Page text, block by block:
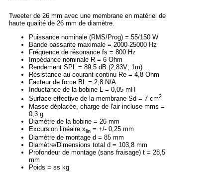
Tweeter de 26 mm avec une membrane en matériel de
haute qualité de 26 mm de diamètre.
Puissance nominale (RMS/Prog) = 55/150 W
Bande passante maximale = 2000-25000 Hz
Fréquence de résonance fs = 800 Hz
Impédance nominale R = 6 Ohm
Rendement SPL = 89,5 dB (2,83V; 1m)
Résistance au courant continu Re = 4,8 Ohm
Facteur de force BL = 2,8 N/A
Inductance de la bobine L = 0,05 mH
Surface effective de la membrane Sd = 7 cm2
Masse déplacée, charge de l'air incluse mms =
0,3 g
Diamètre de la bobine = 26 mm
Excursion linéaire xlin = +/- 0,25 mm
Diamètre de montage d = 85 mm
Diamètre/Dimensions total d = 103,8 mm
Profondeur de montage (sans fraisage) t = 28,5
mm
Poids = ss kg